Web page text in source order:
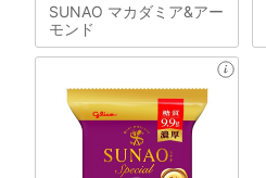
SUNAO マカダミア&アー
モンド